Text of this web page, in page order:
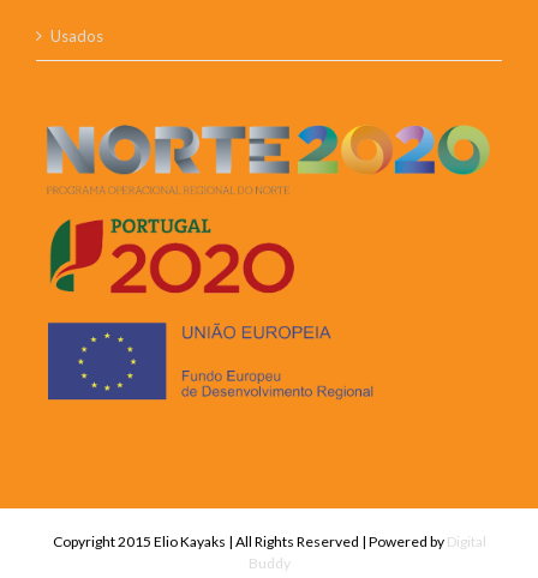
Usados
Copyright 2015 Elio Kayaks | All Rights Reserved | Powered by Digital
Buddy